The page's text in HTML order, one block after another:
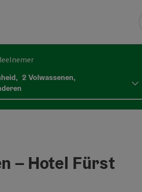
Reisdeelnemer
en persoonsvelden
, 2Volwassenen,
– Hotel Fürst